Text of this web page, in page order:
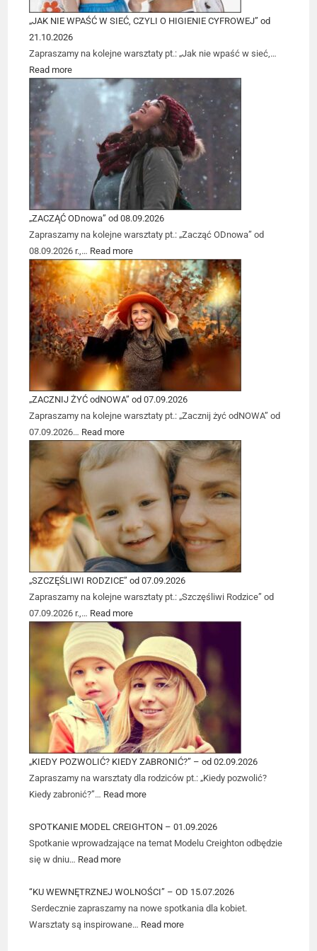
„JAK NIE WPAŚĆ W SIEĆ, CZYLI O HIGIENIE CYFROWEJ” od
21.10.2026
Zapraszamy na kolejne warsztaty pt.: „Jak nie wpaść w sieć,…
Read more
„ZACZĄĆ ODnowa” od 08.09.2026
Zapraszamy na kolejne warsztaty pt.: „Zacząć ODnowa” od
08.09.2026 r.,… Read more
„ZACZNIJ ŻYĆ odNOWA” od 07.09.2026
Zapraszamy na kolejne warsztaty pt.: „Zacznij żyć odNOWA” od
07.09.2026… Read more
„SZCZĘŚLIWI RODZICE” od 07.09.2026
Zapraszamy na kolejne warsztaty pt.: „Szczęśliwi Rodzice” od
07.09.2026 r.,… Read more
„KIEDY POZWOLIĆ? KIEDY ZABRONIĆ?” – od 02.09.2026
Zapraszamy na warsztaty dla rodziców pt.: „Kiedy pozwolić?
Kiedy zabronić?”… Read more
SPOTKANIE MODEL CREIGHTON – 01.09.2026
Spotkanie wprowadzające na temat Modelu Creighton odbędzie
się w dniu… Read more
“KU WEWNĘTRZNEJ WOLNOŚCI” – OD 15.07.2026
Serdecznie zapraszamy na nowe spotkania dla kobiet.
Warsztaty są inspirowane… Read more